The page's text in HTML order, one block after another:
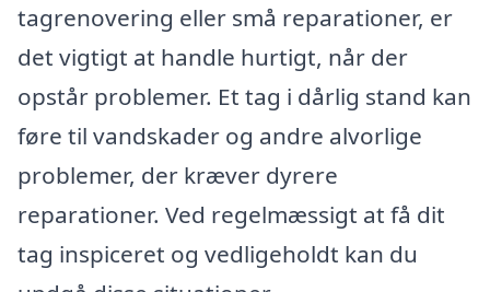
tagrenovering eller små reparationer, er
det vigtigt at handle hurtigt, når der
opstår problemer. Et tag i dårlig stand kan
føre til vandskader og andre alvorlige
problemer, der kræver dyrere
reparationer. Ved regelmæssigt at få dit
tag inspiceret og vedligeholdt kan du